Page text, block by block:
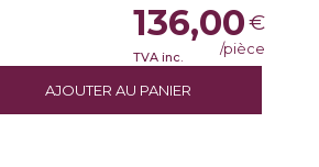
AJOUTER AU PANIER
136,00€
TVA inc. /pièce